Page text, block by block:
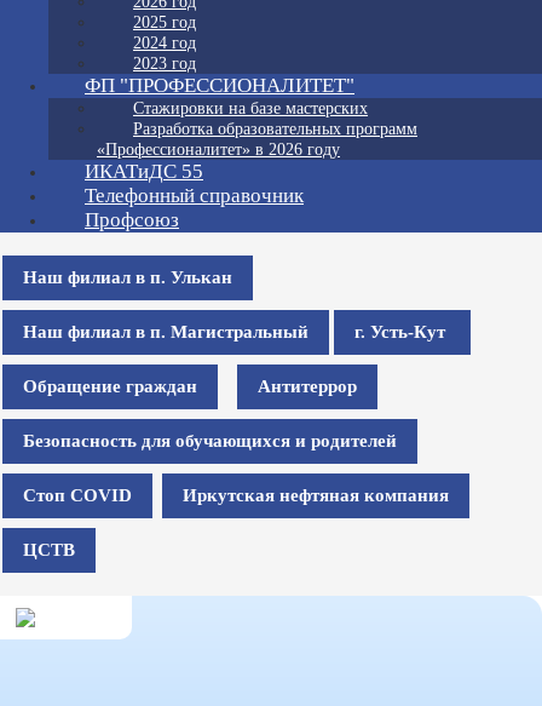
2025 год
2024 год
2023 год
ФП "ПРОФЕССИОНАЛИТЕТ"
Стажировки на базе мастерских
Разработка образовательных программ
«Профессионалитет» в 2026 году
ИКАТиДС 55
Телефонный справочник
Профсоюз
Наш филиал в п. Улькан
Наш филиал в п. Магистральный г. Усть-Кут
Обращение граждан Антитеррор
Безопасность для обучающихся и родителей
Стоп COVID Иркутская нефтяная компания
ЦСТВ